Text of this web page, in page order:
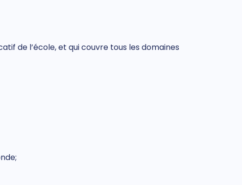
de l’école, et qui couvre tous les domaines